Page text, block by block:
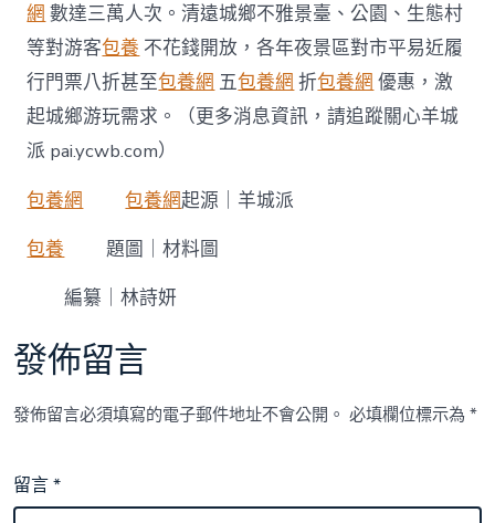
網 數達三萬人次。清遠城鄉不雅景臺、公園、生態村
等對游客包養 不花錢開放，各年夜景區對市平易近履
行門票八折甚至包養網 五包養網 折包養網 優惠，激
起城鄉游玩需求。（更多消息資訊，請追蹤關心羊城
派 pai.ycwb.com）
包養網
包養網起源｜羊城派
包養 題圖｜材料圖
編纂｜林詩妍
發佈留言
發佈留言必須填寫的電子郵件地址不會公開。 必填欄位標示為*
留言*